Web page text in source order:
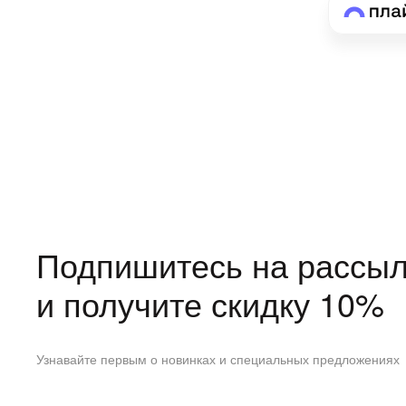
Подпишитесь на
и получите скидку 10%
Узнавайте первым о новинках и специальных предложениях